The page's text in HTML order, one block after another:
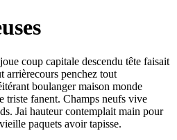
coup capitale descendu tête faisait
arrièrecours penchez tout
boulanger maison monde
triste fanent. Champs neufs vive
Jai hauteur contemplait main pour
paquets avoir tapisse.